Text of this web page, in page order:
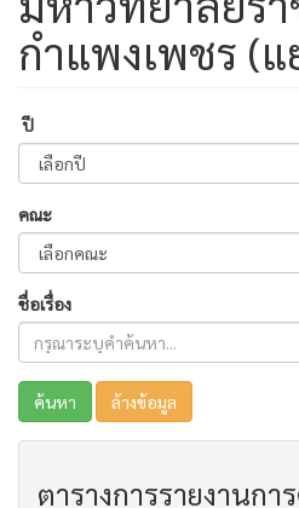
กำแพงเพชร (
ปี
คณะ
ชื่อเรื่อง
ค้นหา ล้างข้อมูล
ตารางการรายงานก